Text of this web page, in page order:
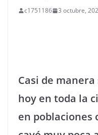
c1751186 3 octubre,
Casi de
hoy en toda la
en poblaciones